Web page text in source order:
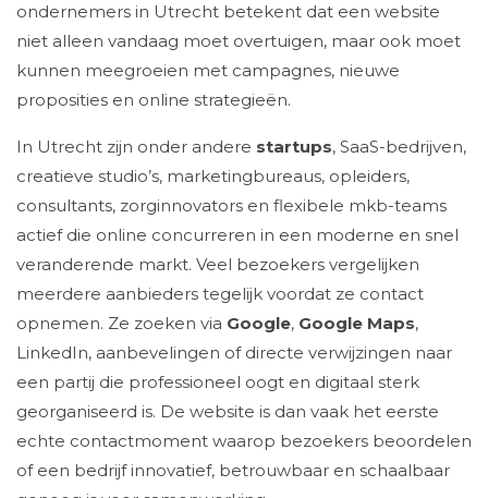
ondernemers in Utrecht betekent dat een website
niet alleen vandaag moet overtuigen, maar ook moet
kunnen meegroeien met campagnes, nieuwe
proposities en online strategieën.
In Utrecht zijn onder andere startups, SaaS-bedrijven,
creatieve studio’s, marketingbureaus, opleiders,
consultants, zorginnovators en flexibele mkb-teams
actief die online concurreren in een moderne en snel
veranderende markt. Veel bezoekers vergelijken
meerdere aanbieders tegelijk voordat ze contact
opnemen. Ze zoeken via Google, Google Maps,
LinkedIn, aanbevelingen of directe verwijzingen naar
een partij die professioneel oogt en digitaal sterk
georganiseerd is. De website is dan vaak het eerste
echte contactmoment waarop bezoekers beoordelen
of een bedrijf innovatief, betrouwbaar en schaalbaar